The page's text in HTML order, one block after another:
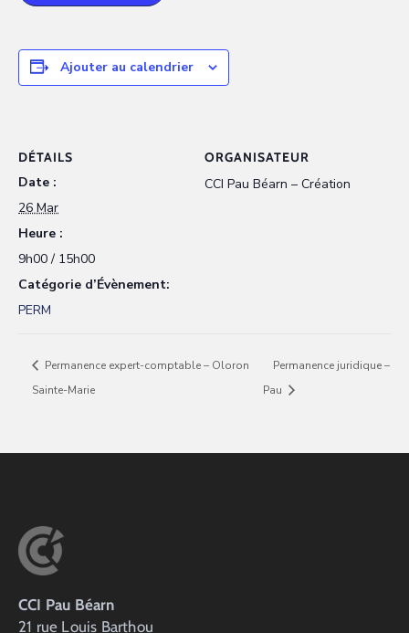
Ajouter au calendrier
DÉTAILS
Date :
26 Mar
Heure :
9h00 / 15h00
Catégorie d’Évènement:
PERM
ORGANISATEUR
CCI Pau Béarn – Création
Permanence expert-comptable – Oloron
Sainte-Marie
Permanence juridique –
Pau
CCI Pau Béarn
21 rue Louis Barthou